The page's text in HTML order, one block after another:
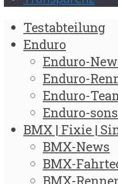
Testabteilung
Enduro
Enduro-
Enduro-
Enduro-
Enduro-
BMX | Fixie |
BMX-News
BMX-